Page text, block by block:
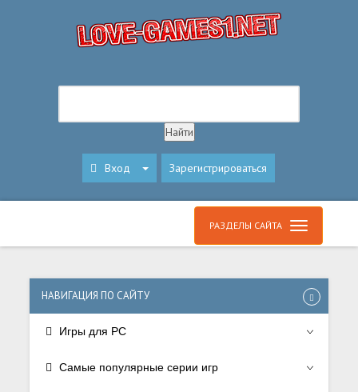
Вход Зарегистрироваться
РАЗДЕЛЫ САЙТА
НАВИГАЦИЯ ПО САЙТУ
Игры для PC
Самые популярные серии игр